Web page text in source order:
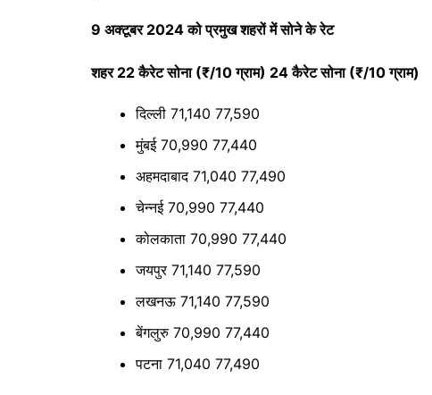
9 अक्टूबर 2024 को प्रमुख शहरों में सोने के रेट
शहर 22 कैरेट सोना (₹/10 ग्राम) 24 कैरेट सोना (₹/10 ग्राम)
दिल्ली 71,140 77,590
मुंबई 70,990 77,440
अहमदाबाद 71,040 77,490
चेन्नई 70,990 77,440
कोलकाता 70,990 77,440
जयपुर 71,140 77,590
लखनऊ 71,140 77,590
बेंगलुरु 70,990 77,440
पटना 71,040 77,490